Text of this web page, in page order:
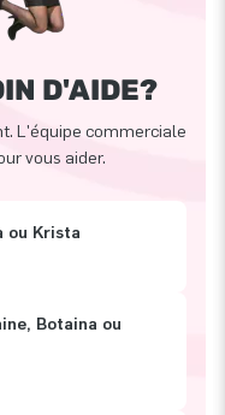
D'AIDE?
L'équipe commerciale
vous aider.
ou Krista
Botaina ou